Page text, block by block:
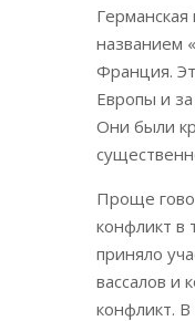
названием
Франция.
Европы и
Они были
Проще
конфликт в
приняло
вассалов и
конфликт.